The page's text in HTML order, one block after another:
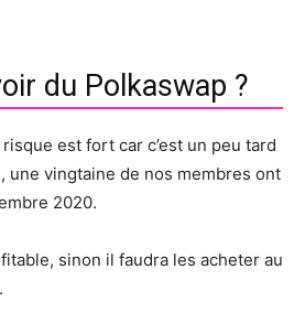
du Polkaswap ?
est fort car c’est un peu tard
une vingtaine de nos membres ont
2020.
sinon il faudra les acheter au